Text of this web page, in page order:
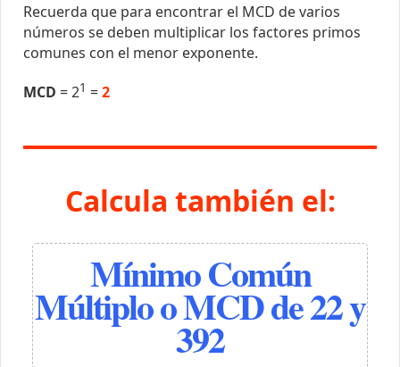
Recuerda que para encontrar el MCD de varios
números se deben multiplicar los factores primos
comunes con el menor exponente.
MCD = 21 =2
Calcula también el:
Mínimo Común
Múltiplo o MCD de 22 y
392